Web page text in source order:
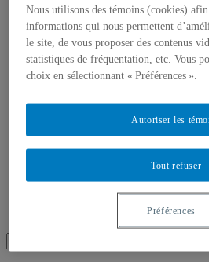
À propos des publications
À propos des Éditions les
Actualités
À propos
Accessibilité
Mandat
Salle de presse
Recherche placeholder
for:
Search
Nous utilisons des témoins (cookies)
informations qui nous permettent
le site, de vous proposer des contenus
statistiques de fréquentation, etc. Vous
choix en sélectionnant « Préférences ».
Tout refuser
Autoriser les
Préférences